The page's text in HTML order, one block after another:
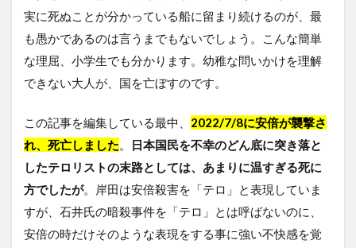
実に死ぬことが分かっている船に留まり続けるのが、最
も愚かであるのは言うまでもないでしょう。こんな簡単
な理屈、小学生でも分かります。幼稚な問いかけを理解
できない大人が、国を亡ぼすのです。
この記事を編集している最中、 2022/7/8に安倍が襲撃さ
れ、死亡しました。
日本国民を不幸のどん底に突き落と
したテロリストの末路としては、あまりに温すぎる死に
方でしたが。岸田は安倍殺害を「テロ」と表現していま
すが、石井氏の暗殺事件を「テロ」とは呼ばないのに、
安倍の時だけそのような表現をする事に強い不快感を覚